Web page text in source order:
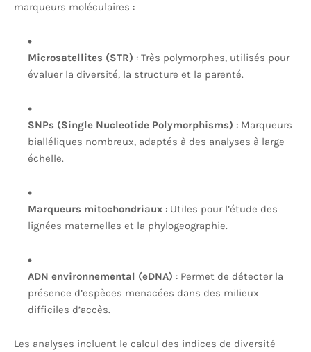
marqueurs moléculaires :
Microsatellites (STR) : Très polymorphes, utilisés pour
évaluer la diversité, la structure et la parenté.
SNPs (Single Nucleotide Polymorphisms) : Marqueurs
bialléliques nombreux, adaptés à des analyses à large
échelle.
Marqueurs mitochondriaux : Utiles pour l’étude des
lignées maternelles et la phylogeographie.
ADN environnemental (eDNA) : Permet de détecter la
présence d’espèces menacées dans des milieux
difficiles d’accès.
Les analyses incluent le calcul des indices de diversité